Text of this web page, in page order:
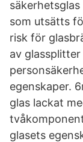
som utsätts
risk för
av
egenskaper.
glas lackat
glasets